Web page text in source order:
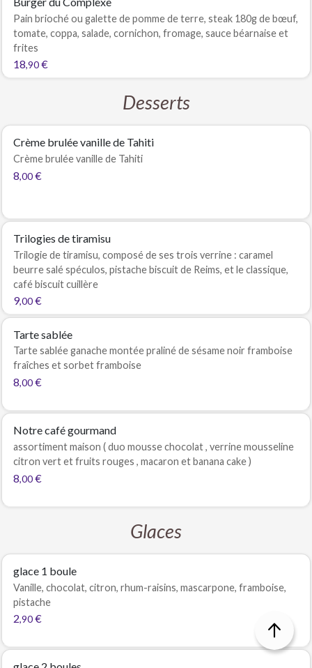
Pain brioché ou galette de pomme de terre, steak 180g de bœuf,
tomate, coppa, salade, cornichon, fromage, sauce béarnaise et
frites
18,90 €
Desserts
Crème brulée vanille de Tahiti
Crème brulée vanille de Tahiti
8,00 €
Trilogies de tiramisu
Trilogie de tiramisu, composé de ses trois verrine : caramel
beurre salé spéculos, pistache biscuit de Reims, et le classique,
café biscuit cuillère
9,00 €
Tarte sablée
Tarte sablée ganache montée praliné de sésame noir framboise
fraîches et sorbet framboise
8,00 €
Notre café gourmand
assortiment maison ( duo mousse chocolat , verrine mousseline
citron vert et fruits rouges , macaron et banana cake )
8,00 €
Glaces
glace 1 boule
Vanille, chocolat, citron, rhum-raisins, mascarpone, framboise,
pistache
2,90 €